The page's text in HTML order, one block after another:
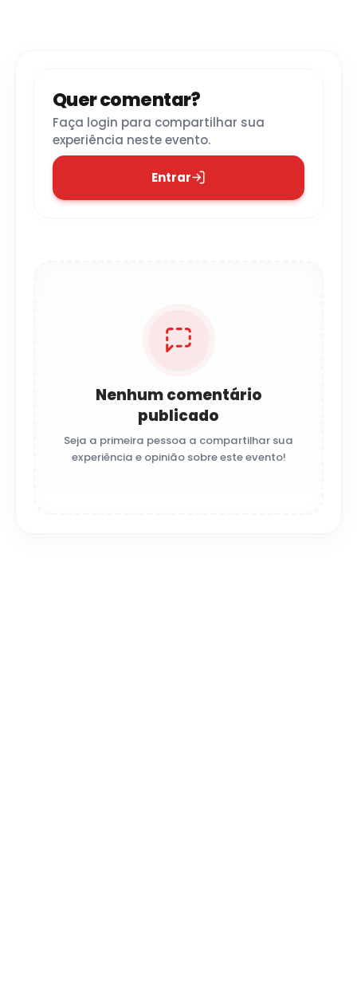
Quer comentar?
Faça login para compartilhar sua
experiência neste evento.
Entrar
Nenhum comentário
publicado
Seja a primeira pessoa a compartilhar sua
experiência e opinião sobre este evento!